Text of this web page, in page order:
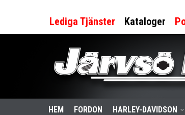
Lediga Tjänster Kataloger
HEM FORDON HARLEY-DAVIDSON